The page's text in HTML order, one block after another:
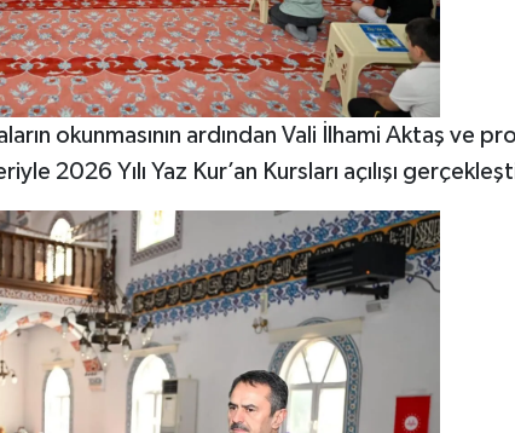
okunmasının ardından Vali İlhami Aktaş ve
2026 Yılı Yaz Kur’an Kursları açılışı